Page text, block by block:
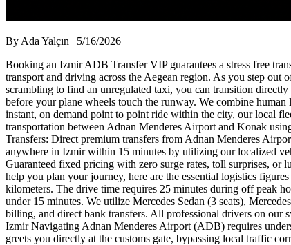
By Ada Yalçın | 5/16/2026
Booking an Izmir ADB Transfer VIP guarantees a stress free
transport and driving across the Aegean region. As you step out
scrambling to find an unregulated taxi, you can transition
before your plane wheels touch the runway. We combine
instant, on demand point to point ride within the city, our local
transportation between Adnan Menderes Airport and Konak
Transfers: Direct premium transfers from Adnan Menderes
anywhere in Izmir within 15 minutes by utilizing our localized
Guaranteed fixed pricing with zero surge rates, toll surprises,
help you plan your journey, here are the essential logistics
kilometers. The drive time requires 25 minutes during off peak
under 15 minutes. We utilize Mercedes Sedan (3 seats),
billing, and direct bank transfers. All professional drivers on our
Izmir Navigating Adnan Menderes Airport (ADB) requires
greets you directly at the customs gate, bypassing local traffic